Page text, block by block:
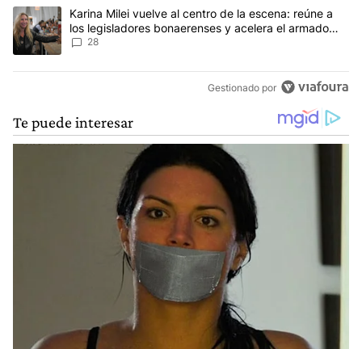
Un artículo de tendencia con el título "Karina Milei vuelve al
Karina Milei vuelve al centro de la escena: reúne a
los legisladores bonaerenses y acelera el armado
para 2027
28
Gestionado por